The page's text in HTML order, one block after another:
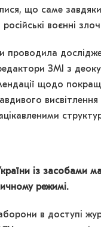
що саме
воєнні
проводила
ЗМІ з
щодо
із засобами
режимі.
в доступі